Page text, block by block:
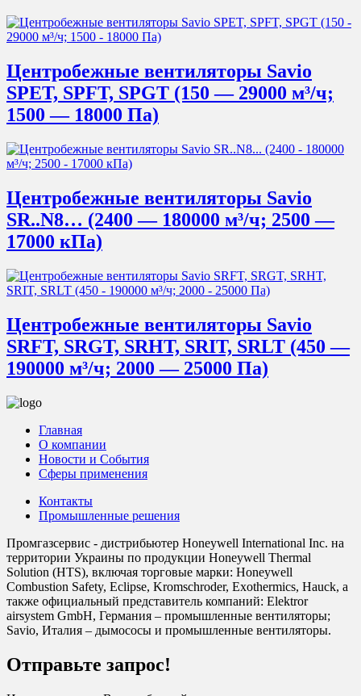
Центробежные вентиляторы Savio
SPET, SPFT, SPGT (150 — 29000 м³/ч;
1500 — 18000 Па)
Центробежные вентиляторы Savio
SR..N8… (2400 — 180000 м³/ч; 2500 —
17000 кПa)
Центробежные вентиляторы Savio
SRFT, SRGT, SRHT, SRIT, SRLT (450 —
190000 м³/ч; 2000 — 25000 Па)
Главная
О компании
Новости и События
Сферы применения
Контакты
Промышленные решения
Промгазсервис - дистрибьютер Honeywell International Inc. на
территории Украины по продукции Honeywell Thermal
Solution (HTS), включая торговые марки: Honeywell
Combustion Safety, Eclipse, Kromschroder, Exothermics, Hauck, а
также официальный представитель компаний: Elektror
airsystem GmbH, Германия – промышленные вентиляторы;
Savio, Италия – дымососы и промышленные вентиляторы.
Отправьте запрос!